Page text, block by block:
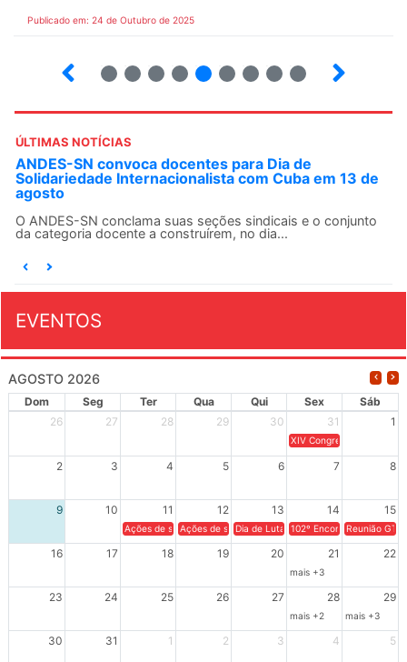
Publicado em: 24 de Outubro de 2025
ÚLTIMAS NOTÍCIAS
ANDES-SN convoca docentes para Dia de
Solidariedade Internacionalista com Cuba em 13 de
agosto
O ANDES-SN conclama suas seções sindicais e o conjunto
da categoria docente a construírem, no dia...
EVENTOS
AGOSTO 2026
Dom Seg Ter Qua Qui Sex
Sáb
26
27 28 29 30 31 1
XIV Congresso Brasileiro
2 3 4 5 6 7 8
9 10 11 12 13 14 15
Ações de solidariedade a Cuba no Rio Grande do Sul - 100
Ações de solidariedade a Cuba no Rio Grande do
Dia de Luta em Defesa de Cuba e da
102º Encontro da
Reunião
16 17 18 19 20 21 22
mais +3
23 24 25 26 27 28 29
mais +2 mais +3
30 31 1 2 3 4 5